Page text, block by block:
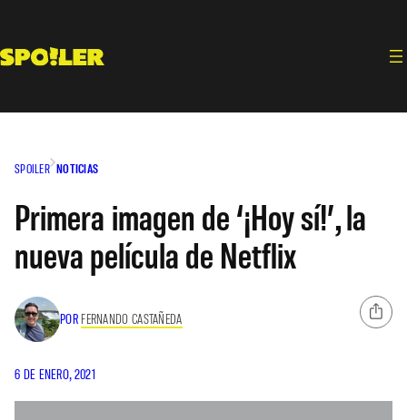
contenido
SPOILER NOTICIAS
Primera imagen de ‘¡Hoy sí!’, la
nueva película de Netflix
POR FERNANDO CASTAÑEDA
6 DE ENERO, 2021